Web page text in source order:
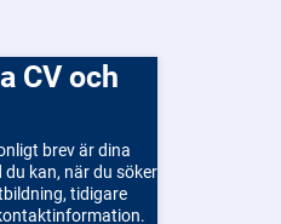
brev är dina
kan, när du söker
tidigare